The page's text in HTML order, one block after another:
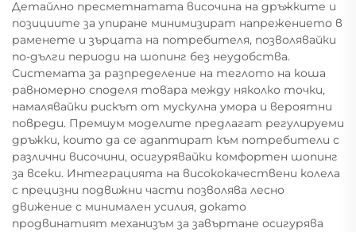
Детайлно пресметнатата височина на дръжките и
позициите за упиране минимизират напрежението в
раменете и зърцата на потребителя, позволявайки
по-дълги периоди на шопинг без неудобства.
Системата за разпределение на теглото на коша
равномерно споделя товара между няколко точки,
намалявайки рискът от мускулна умора и вероятни
повреди. Премиум моделите предлагат регулируеми
дръжки, които да се адаптират към потребители с
различни височини, осигурявайки комфортен шопинг
за всеки. Интеграцията на висококачествени колела
с прецизни подвижни части позволява лесно
движение с минимален усилия, докато
продвинатият механизъм за завъртане осигурява